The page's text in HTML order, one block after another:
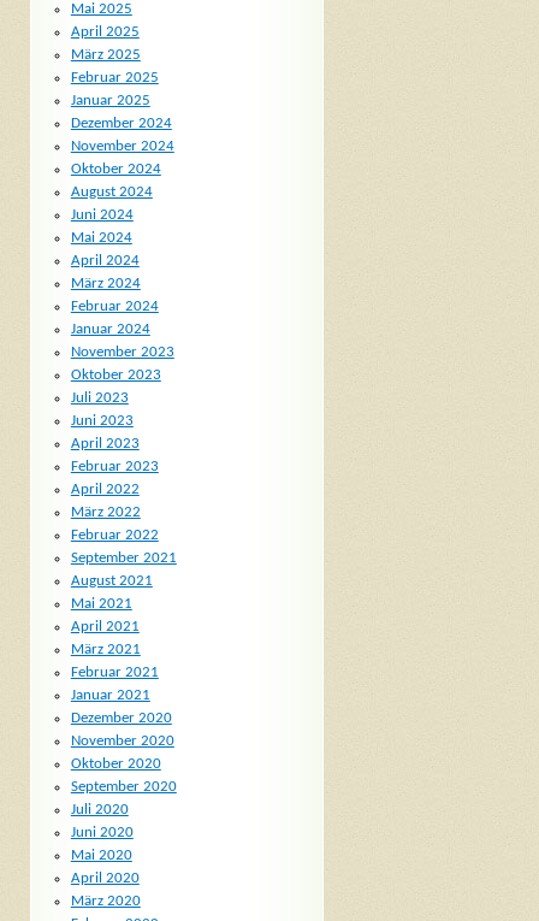
Mai 2025
April 2025
März 2025
Februar 2025
Januar 2025
Dezember 2024
November 2024
Oktober 2024
August 2024
Juni 2024
Mai 2024
April 2024
März 2024
Februar 2024
Januar 2024
November 2023
Oktober 2023
Juli 2023
Juni 2023
April 2023
Februar 2023
April 2022
März 2022
Februar 2022
September 2021
August 2021
Mai 2021
April 2021
März 2021
Februar 2021
Januar 2021
Dezember 2020
November 2020
Oktober 2020
September 2020
Juli 2020
Juni 2020
Mai 2020
April 2020
März 2020